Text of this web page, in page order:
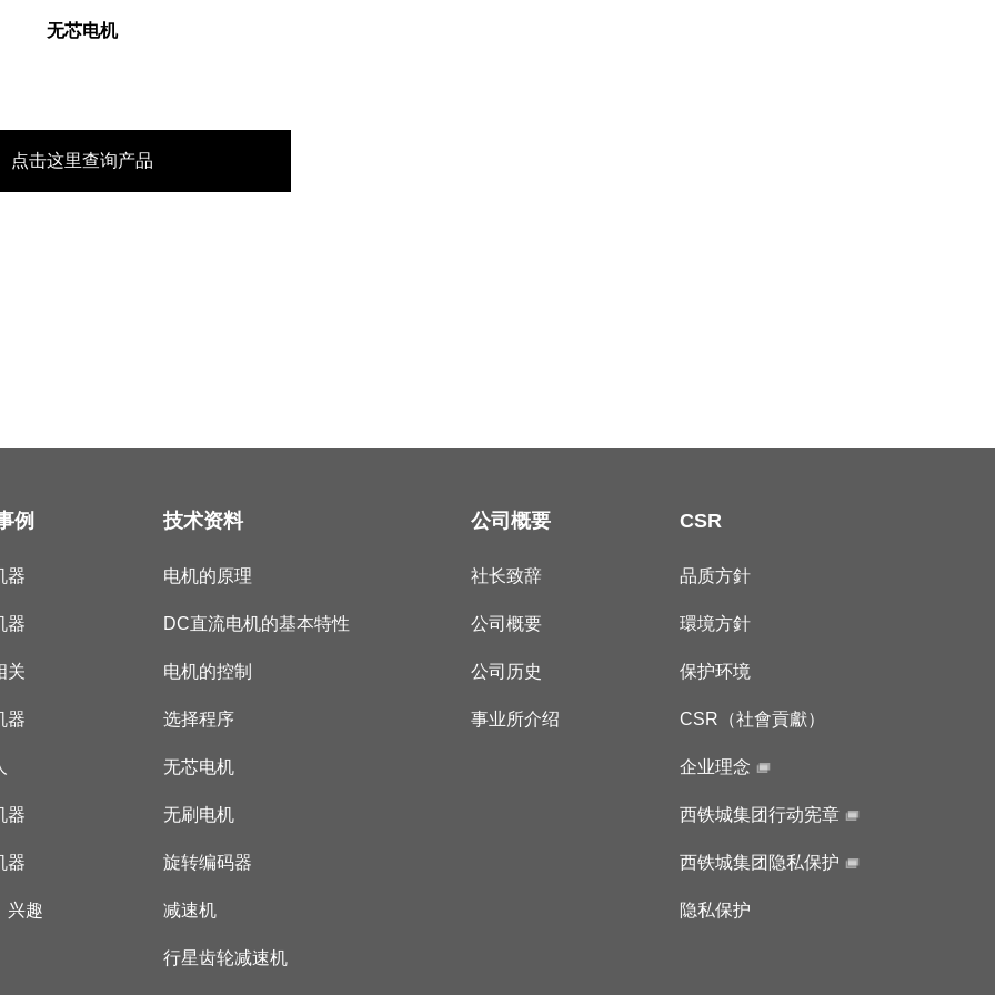
无芯电机
点击这里查询产品
例
器
器
关
器
器
器
兴趣
技术资料
电机的原理
DC直流电机的基本特性
电机的控制
选择程序
无芯电机
无刷电机
旋转编码器
减速机
行星齿轮减速机
公司概要
社长致辞
公司概要
公司历史
事业所介绍
CSR
品质方針
環境方針
保护环境
CSR（社會貢獻）
企业理念
西铁城集团行动宪章
西铁城集团隐私保护
隐私保护